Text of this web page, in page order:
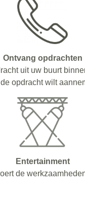
Ontvang opdrachten
uit uw buurt
opdracht wilt
Entertainment
de